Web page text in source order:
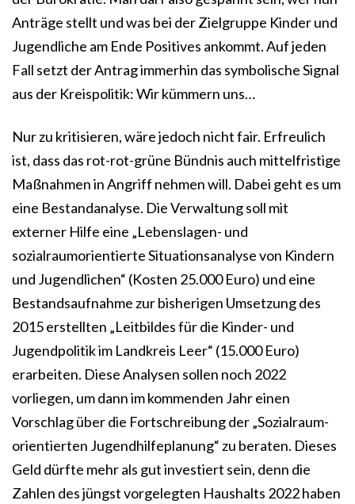
Anträge stellt und was bei der Zielgruppe Kinder und
Jugendliche am Ende Positives ankommt. Auf jeden
Fall setzt der Antrag immerhin das symbolische Signal
aus der Kreispolitik: Wir kümmern uns…
Nur zu kritisieren, wäre jedoch nicht fair. Erfreulich
ist, dass das rot-rot-grüne Bündnis auch mittelfristige
Maßnahmen in Angriff nehmen will. Dabei geht es um
eine Bestandanalyse. Die Verwaltung soll mit
externer Hilfe eine „Lebenslagen- und
sozialraumorientierte Situationsanalyse von Kindern
und Jugendlichen“ (Kosten 25.000 Euro) und eine
Bestandsaufnahme zur bisherigen Umsetzung des
2015 erstellten „Leitbildes für die Kinder- und
Jugendpolitik im Landkreis Leer“ (15.000 Euro)
erarbeiten. Diese Analysen sollen noch 2022
vorliegen, um dann im kommenden Jahr einen
Vorschlag über die Fortschreibung der „Sozialraum-
orientierten Jugendhilfeplanung“ zu beraten. Dieses
Geld dürfte mehr als gut investiert sein, denn die
Zahlen des jüngst vorgelegten Haushalts 2022 haben